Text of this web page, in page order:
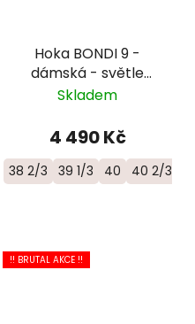
Hoka BONDI 9 -
dámská - světle
modrá/růžová
Skladem
4 490 Kč
38 2/3 39 1/3 40 40 2/3
!! BRUTAL AKCE !!